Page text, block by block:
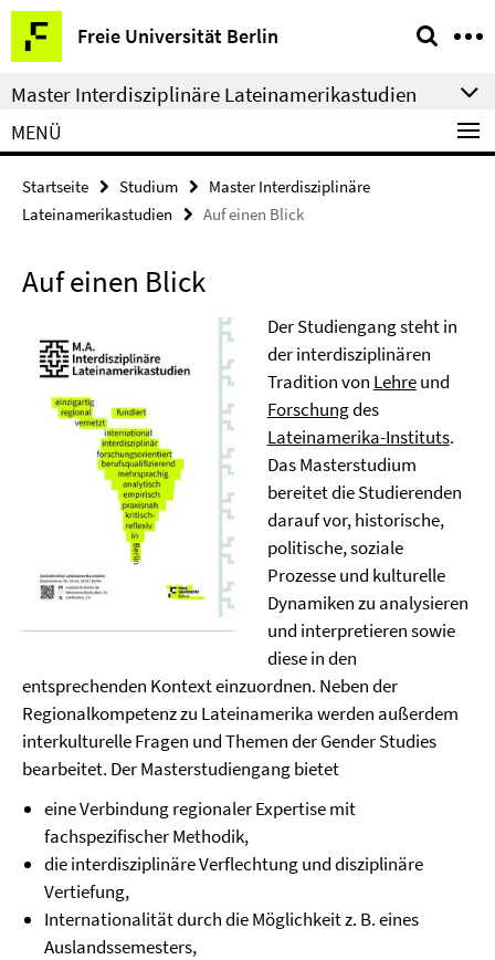
Springe
direkt
zu
Inhalt
Freie Universität Berlin
Service-
Navigation
Master Interdisziplinäre Lateinamerikastudien
MENÜ
Startseite Studium
Master Interdisziplinäre
Lateinamerikastudien
Auf einen Blick
Auf einen Blick
Der Studiengang steht in
der interdisziplinären
Tradition von Lehreund
Forschungdes
Lateinamerika-Instituts.
Das Masterstudium
bereitet die Studierenden
darauf vor, historische,
politische, soziale
Prozesse und kulturelle
Dynamiken zu analysieren
und interpretieren sowie
diese in den
entsprechenden Kontext einzuordnen. Neben der
Regionalkompetenz zu Lateinamerika werden außerdem
interkulturelle Fragen und Themen der Gender Studies
bearbeitet. Der Masterstudiengang bietet
eine Verbindung regionaler Expertise mit
fachspezifischer Methodik,
die interdisziplinäre Verflechtung und disziplinäre
Vertiefung,
Internationalität durch die Möglichkeit z. B. eines
Auslandssemesters,